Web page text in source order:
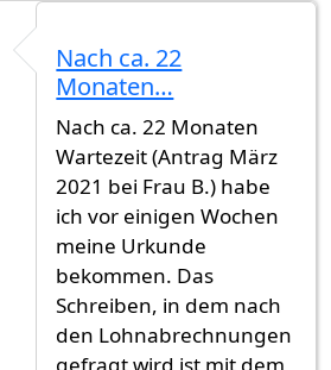
Wie ist der erste Buchstabe…
Nach ca. 22
Monaten…
Nach ca. 22 Monaten
Wartezeit (Antrag März
2021 bei Frau B.) habe
ich vor einigen Wochen
meine Urkunde
bekommen. Das
Schreiben, in dem nach
den Lohnabrechnungen